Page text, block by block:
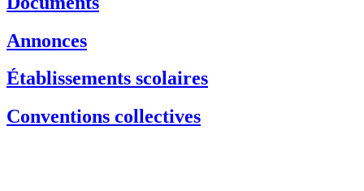
Annonces
Établissements scolaires
Conventions collectives